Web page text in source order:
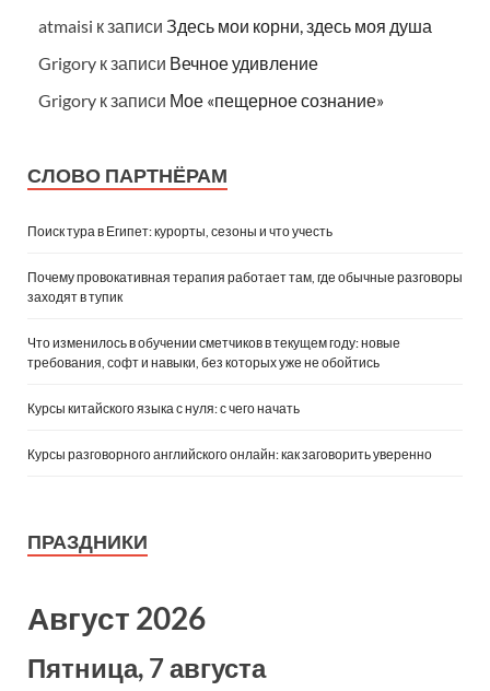
atmaisi к записи Здесь мои корни, здесь моя душа
Grigory к записи Вечное удивление
Grigory к записи Мое «пещерное сознание»
СЛОВО ПАРТНЁРАМ
Поиск тура в Египет: курорты, сезоны и что учесть
Почему провокативная терапия работает там, где обычные разговоры
заходят в тупик
Что изменилось в обучении сметчиков в текущем году: новые
требования, софт и навыки, без которых уже не обойтись
Курсы китайского языка с нуля: с чего начать
Курсы разговорного английского онлайн: как заговорить уверенно
ПРАЗДНИКИ
Август 2026
Пятница, 7 августа